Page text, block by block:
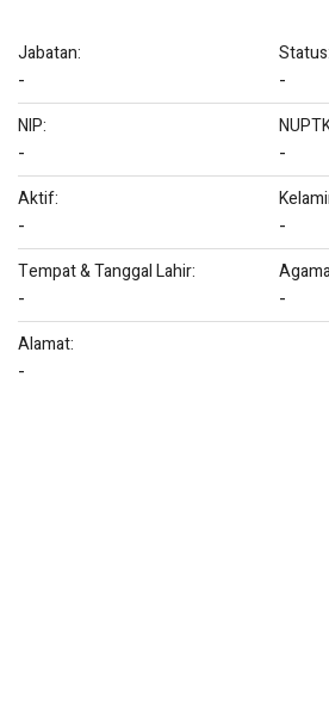
Jabatan:
-
Status:
-
NIP:
- -
Aktif:
- -
Tempat & Tanggal Lahir:
- -
Alamat:
-